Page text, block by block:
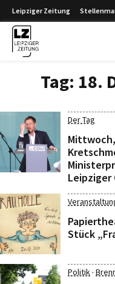
Leipziger Zeitung
Tag: 18.
Der Tag
Leipziger
Stück
Politik·